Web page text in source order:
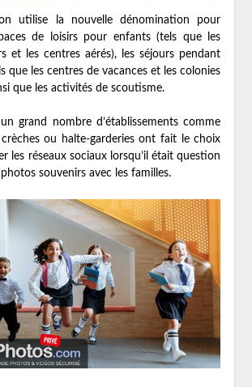
utilise la nouvelle dénomination pour
de loisirs pour enfants (tels que les
et les centres aérés), les séjours pendant
que les centres de vacances et les colonies
que les activités de scoutisme.
grand nombre d’établissements comme
crèches ou halte-garderies ont fait le choix
les réseaux sociaux lorsqu’il était question
souvenirs avec les familles.